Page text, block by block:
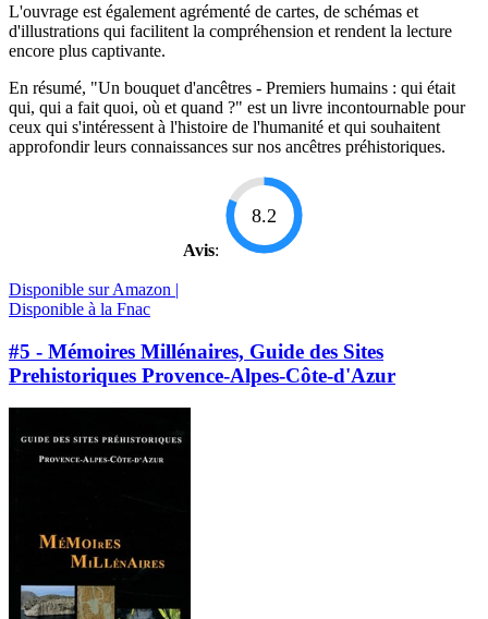
L'ouvrage est également agrémenté de cartes, de schémas et
d'illustrations qui facilitent la compréhension et rendent la lecture
encore plus captivante.
En résumé, "Un bouquet d'ancêtres - Premiers humains : qui était
qui, qui a fait quoi, où et quand ?" est un livre incontournable pour
ceux qui s'intéressent à l'histoire de l'humanité et qui souhaitent
approfondir leurs connaissances sur nos ancêtres préhistoriques.
Avis:
8.2
Disponible sur Amazon |
Disponible à la Fnac
#5 - Mémoires Millénaires, Guide des Sites
Prehistoriques Provence-Alpes-Côte-d'Azur